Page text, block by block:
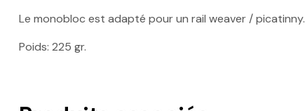
Le monobloc est adapté pour un rail weaver / picatinny.
Poids: 225 gr.